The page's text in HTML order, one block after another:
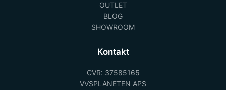
OUTLET
BLOG
SHOWROOM
Kontakt
CVR: 37585165
VVSPLANETEN APS